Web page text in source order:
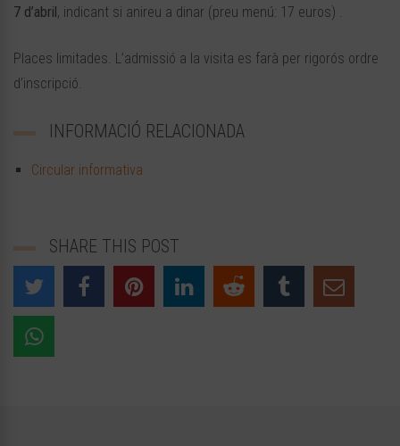
7 d’abril, indicant si anireu a dinar (preu menú: 17 euros) .
Places limitades. L’admissió a la visita es farà per rigorós ordre
d’inscripció.
INFORMACIÓ RELACIONADA
Circular informativa
SHARE THIS POST